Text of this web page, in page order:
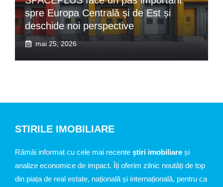
spre Europa Centrală și de Est și
deschide noi perspective
mai 25, 2026
STIRILE IMOBILIARE
Rămâi informat cu cele mai recente știri imobiliare și
analize economice de impact. Îți oferim zilnic noutăți de top
din piața de real estate, națională și internațională, pentru ca